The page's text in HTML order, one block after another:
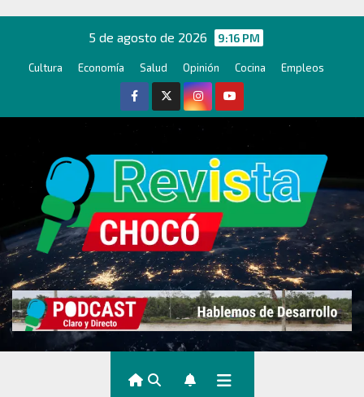
contenido
5 de agosto de 2026 9:16 PM
Cultura Economía Salud Opinión Cocina Empleos